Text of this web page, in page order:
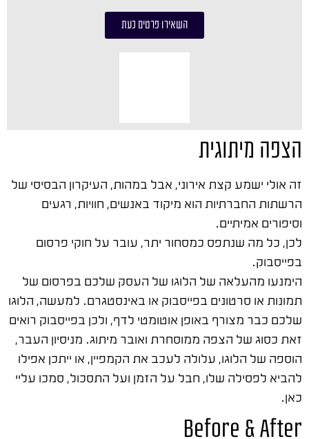
השאירו פרטים כעת
הצפה מיתוגית
זה אולי ישמע קצת אירוני, אבל במהות, העיקרון הבסיסי של
הרשתות החברתיות הוא מיקוד באנשים, חוויות, רגעים
וסיפורים אמיתיים.
לכן, כל מה שנתפס כמסחור יתר, עובר על חוקי פרסום
בפייסבוק.
הימנעו מהעלאה של הלוגו של העסק שלכם בפרסום של
תמונות או סרטונים בפייסבוק או באינסטגרם. למעשה, הלוגו
שלכם כבר מצורף באופן אוטומטי לדף, ולכן בפייסבוק רואים
זאת כסוג של הצפה ממוסחרת ואובר מיתוג. מניסיון העבר,
הוספה של הלוגו, עלולה לעכב את הקמפיין, או ייתכן אפילו
להביא לפסילה שלו, חבל על הזמן ועל התסכול, סמכו עליי
כאן.
Before & After